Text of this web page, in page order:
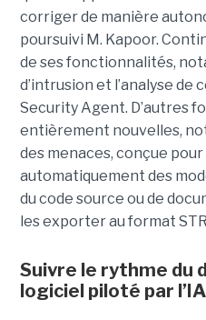
corriger de manière
poursuivi M. Kapoor.
de ses fonctionnalités,
d’intrusion et l’analyse de
Security Agent. D’autres
entièrement nouvelles,
des menaces, conçue
automatiquement des
du code source ou de
les exporter au format
Suivre le rythme du
logiciel piloté par l’IA